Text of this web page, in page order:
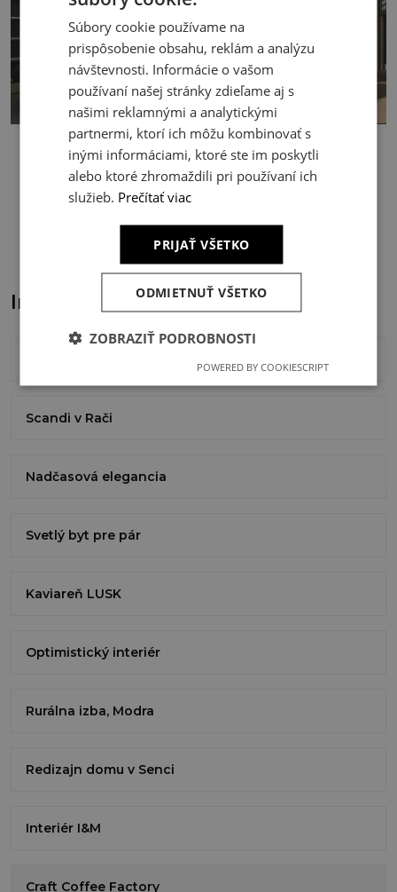
chcem vedieť viac
Interiéry
Scandi v Rači
Nadčasová elegancia
Svetlý byt pre pár
Kaviareň LUSK
Optimistický interiér
Rurálna izba, Modra
Redizajn domu v Senci
Interiér I&M
Craft Coffee Factory
Súbory cookie používame na
prispôsobenie obsahu, reklám a analýzu
návštevnosti. Informácie o vašom
používaní našej stránky zdieľame aj s
našimi reklamnými a analytickými
partnermi, ktorí ich môžu kombinovať s
inými informáciami, ktoré ste im poskytli
alebo ktoré zhromaždili pri používaní ich
služieb. Prečítať viac
PRIJAŤ VŠETKO
ODMIETNUŤ VŠETKO
ZOBRAZIŤ PODROBNOSTI
POWERED BY COOKIESCRIPT